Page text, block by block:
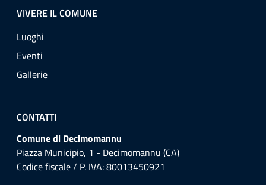
VIVERE IL COMUNE
Luoghi
Eventi
Gallerie
CONTATTI
Comune di Decimomannu
Piazza Municipio, 1 - Decimomannu (CA)
Codice fiscale / P. IVA: 80013450921